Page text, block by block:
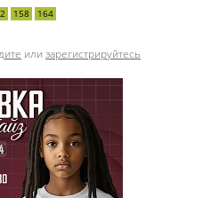
158 164
или зарегистрируйтесь